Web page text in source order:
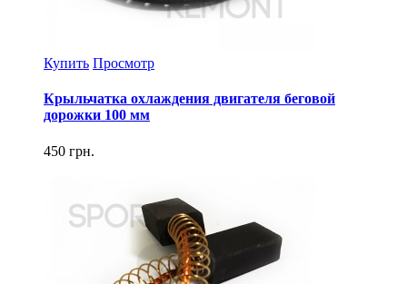
Купить Просмотр
Крыльчатка охлаждения двигателя беговой
дорожки 100 мм
450 грн.